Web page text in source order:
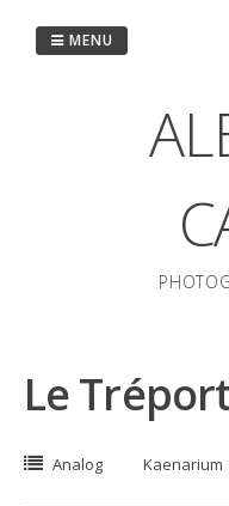
MENU
Le
Analog Kaenarium